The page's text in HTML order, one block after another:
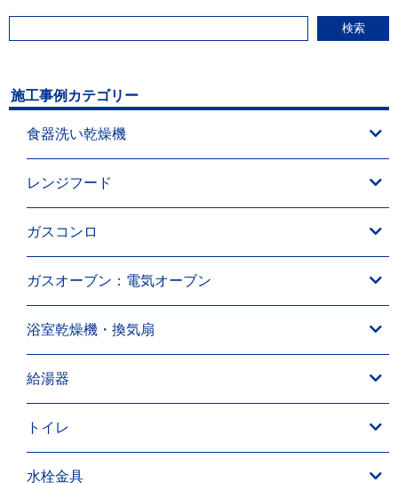
検索
施工事例カテゴリー
食器洗い乾燥機
レンジフード
ガスコンロ
ガスオーブン：電気オーブン
浴室乾燥機・換気扇
給湯器
トイレ
水栓金具